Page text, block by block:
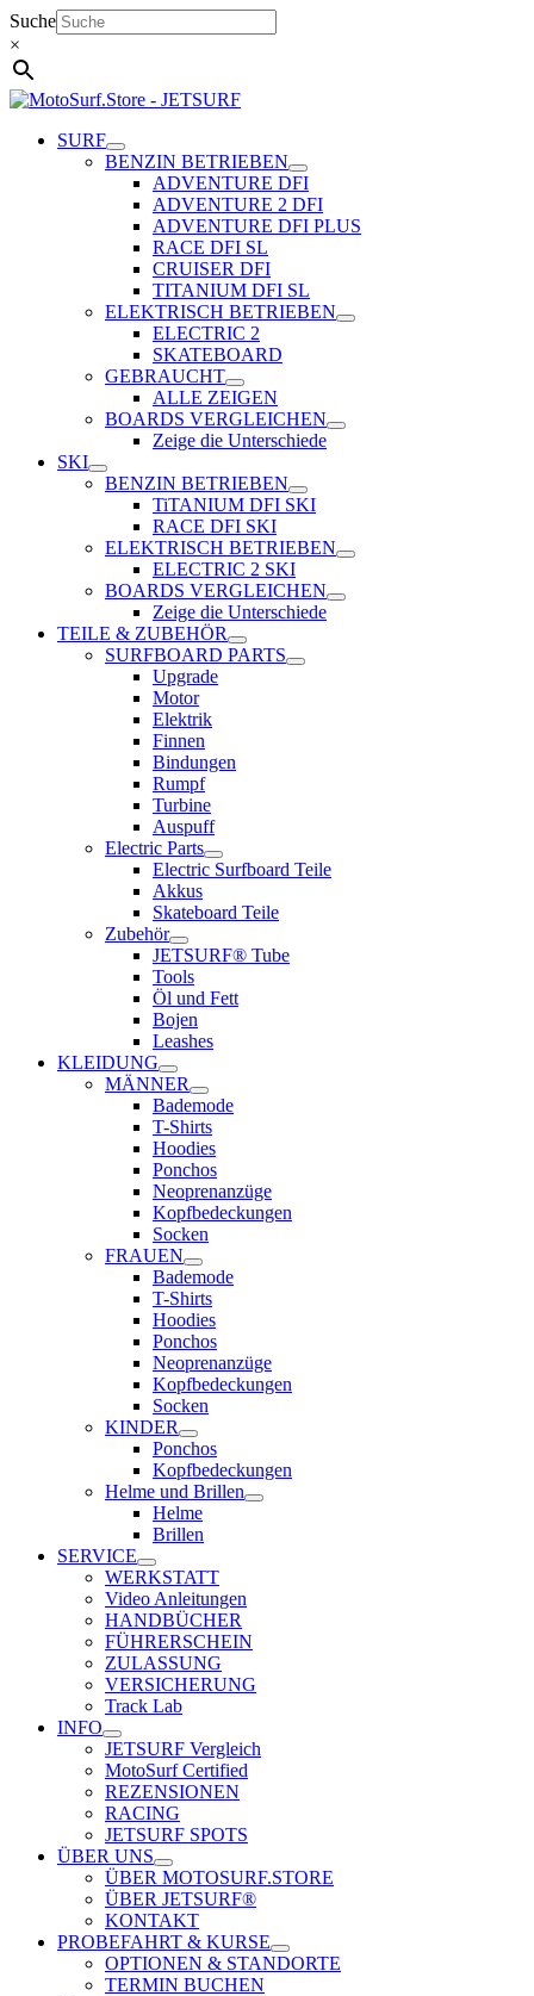
Zum
Inhalt
springen
Suche
×
SURF
BENZIN BETRIEBEN
ADVENTURE DFI
ADVENTURE 2 DFI
ADVENTURE DFI PLUS
RACE DFI SL
CRUISER DFI
TITANIUM DFI SL
ELEKTRISCH BETRIEBEN
ELECTRIC 2
SKATEBOARD
GEBRAUCHT
ALLE ZEIGEN
BOARDS VERGLEICHEN
Zeige die Unterschiede
SKI
BENZIN BETRIEBEN
TiTANIUM DFI SKI
RACE DFI SKI
ELEKTRISCH BETRIEBEN
ELECTRIC 2 SKI
BOARDS VERGLEICHEN
Zeige die Unterschiede
TEILE & ZUBEHÖR
SURFBOARD PARTS
Upgrade
Motor
Elektrik
Finnen
Bindungen
Rumpf
Turbine
Auspuff
Electric Parts
Electric Surfboard Teile
Akkus
Skateboard Teile
Zubehör
JETSURF® Tube
Tools
Öl und Fett
Bojen
Leashes
KLEIDUNG
MÄNNER
Bademode
T-Shirts
Hoodies
Ponchos
Neoprenanzüge
Kopfbedeckungen
Socken
FRAUEN
Bademode
T-Shirts
Hoodies
Ponchos
Neoprenanzüge
Kopfbedeckungen
Socken
KINDER
Ponchos
Kopfbedeckungen
Helme und Brillen
Helme
Brillen
SERVICE
WERKSTATT
Video Anleitungen
HANDBÜCHER
FÜHRERSCHEIN
ZULASSUNG
VERSICHERUNG
Track Lab
INFO
JETSURF Vergleich
MotoSurf Certified
REZENSIONEN
RACING
JETSURF SPOTS
ÜBER UNS
ÜBER MOTOSURF.STORE
ÜBER JETSURF®
KONTAKT
PROBEFAHRT & KURSE
OPTIONEN & STANDORTE
TERMIN BUCHEN